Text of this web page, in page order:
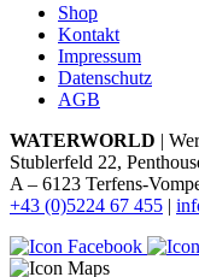
Shop
Kontakt
Impressum
Datenschutz
AGB
WATERWORLD |
Stublerfeld 22,
A – 6123 Terfens-
+43 (0)5224 67 455 |